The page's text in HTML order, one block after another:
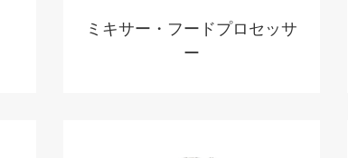
ミキサー・フードプロセッサ
ー